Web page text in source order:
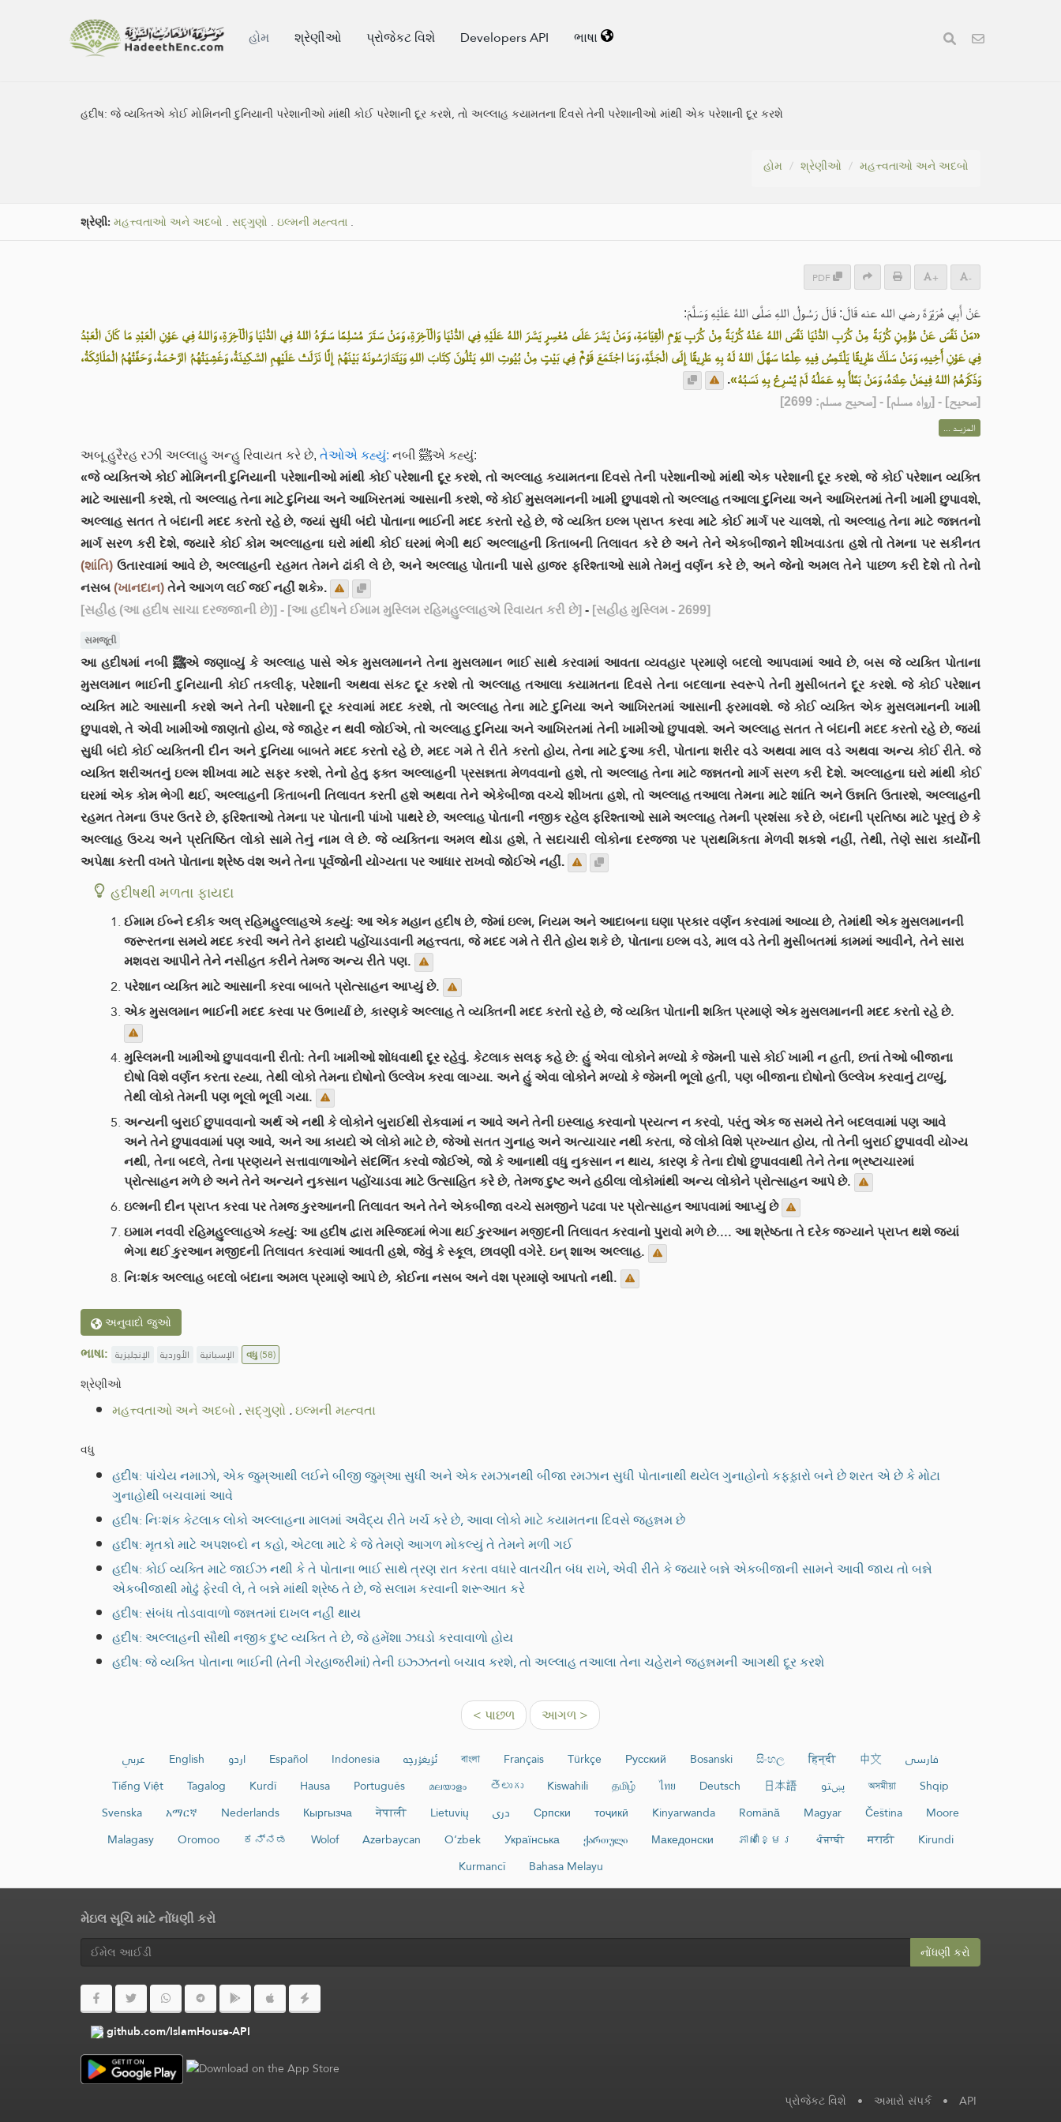
હોમ શ્રેણીઓ પ્રોજેકટ વિશે Developers API ભાષા
હદીષ:જે વ્યક્તિએ કોઈ મોમિનની દુનિયાની પરેશાનીઓ માંથી કોઈ પરેશાની દૂર કરશે, તો અલ્લાહ કયામતના દિવસે તેની પરેશાનીઓ માંથી એક પરેશાની દૂર કરશે
હોમ શ્રેણીઓ મહત્ત્વતાઓ અને અદબો
શ્રેણી: મહત્ત્વતાઓ અને અદબો . સદ્ગુણો . ઇલ્મની મહ્ત્વતા .
PDF + -
عَنْ أَبِي هُرَيْرَةَ رضي الله عنه قَالَ: قَالَ رَسُولُ اللهِ صَلَّى اللهُ عَلَيْهِ وَسَلَّمَ:
«مَنْ نَفَّسَ عَنْ مُؤْمِنٍ كُرْبَةً مِنْ كُرَبِ الدُّنْيَا نَفَّسَ اللهُ عَنْهُ كُرْبَةً مِنْ كُرَبِ يَوْمِ الْقِيَامَةِ، وَمَنْ يَسَّرَ عَلَى مُعْسِرٍ يَسَّرَ اللهُ عَلَيْهِ فِي الدُّنْيَا وَالْآخِرَةِ، وَمَنْ سَتَرَ مُسْلِمًا سَتَرَهُ اللهُ فِي الدُّنْيَا وَالْآخِرَةِ، وَاللهُ فِي عَوْنِ الْعَبْدِ مَا كَانَ الْعَبْدُ
فِي عَوْنِ أَخِيهِ، وَمَنْ سَلَكَ طَرِيقًا يَلْتَمِسُ فِيهِ عِلْمًا سَهَّلَ اللهُ لَهُ بِهِ طَرِيقًا إِلَى الْجَنَّةِ، وَمَا اجْتَمَعَ قَوْمٌ فِي بَيْتٍ مِنْ بُيُوتِ اللهِ يَتْلُونَ كِتَابَ اللهِ وَيَتَدَارَسُونَهُ بَيْنَهُمْ إِلَّا نَزَلَتْ عَلَيْهِمِ السَّكِينَةُ، وَغَشِيَتْهُمُ الرَّحْمَةُ، وَحَفَّتْهُمُ الْمَلَائِكَةُ،
وَذَكَرَهُمُ اللهُ فِيمَنْ عِنْدَهُ، وَمَنْ بَطَّأَ بِهِ عَمَلُهُ لَمْ يُسْرِعْ بِهِ نَسَبُهُ».
[صحيح] - [رواه مسلم] - [صحيح مسلم: 2699]
المزيــد ...
અબૂ હુરૈરહ રઝી અલ્લાહુ અન્હુ રિવાયત કરે છે, તેઓએ કહ્યું:
નબી ﷺએ કહ્યું:
«જે વ્યક્તિએ કોઈ મોમિનની દુનિયાની પરેશાનીઓ માંથી કોઈ પરેશાની દૂર કરશે, તો અલ્લાહ કયામતના દિવસે તેની પરેશાનીઓ માંથી એક પરેશાની દૂર કરશે, જે કોઈ પરેશાન વ્યક્તિ
માટે આસાની કરશે, તો અલ્લાહ તેના માટે દુનિયા અને આખિરતમાં આસાની કરશે, જે કોઈ મુસલમાનની ખામી છુપાવશે તો અલ્લાહ તઆલા દુનિયા અને આખિરતમાં તેની ખામી છુપાવશે,
અલ્લાહ સતત તે બંદાની મદદ કરતો રહે છે, જ્યાં સુધી બંદો પોતાના ભાઈની મદદ કરતો રહે છે, જે વ્યક્તિ ઇલ્મ પ્રાપ્ત કરવા માટે કોઈ માર્ગ પર ચાલશે, તો અલ્લાહ તેના માટે જન્નતનો
માર્ગ સરળ કરી દેશે, જ્યારે કોઈ કોમ અલ્લાહના ઘરો માંથી કોઈ ઘરમાં ભેગી થઈ અલ્લાહની કિતાબની તિલાવત કરે છે અને તેને એકબીજાને શીખવાડતા હશે તો તેમના પર સકીનત
(શાંતિ) ઉતારવામાં આવે છે, અલ્લાહની રહમત તેમને ઢાંકી લે છે, અને અલ્લાહ પોતાની પાસે હાજર ફરિશ્તાઓ સામે તેમનું વર્ણન કરે છે, અને જેનો અમલ તેને પાછળ કરી દેશે તો તેનો
નસબ (ખાનદાન) તેને આગળ લઈ જઈ નહીં શકે».
[સહીહ (આ હદીષ સાચા દરજજાની છે)] - [આ હદીષને ઈમામ મુસ્લિમ રહિમહુલ્લાહએ રિવાયત કરી છે] - [સહીહ મુસ્લિમ - 2699]
સમજૂતી
આ હદીષમાં નબી ﷺએ જણાવ્યું કે અલ્લાહ પાસે એક મુસલમાનને તેના મુસલમાન ભાઈ સાથે કરવામાં આવતા વ્યવહાર પ્રમાણે બદલો આપવામાં આવે છે, બસ જે વ્યક્તિ પોતાના
મુસલમાન ભાઈની દુનિયાની કોઈ તકલીફ, પરેશાની અથવા સંકટ દૂર કરશે તો અલ્લાહ તઆલા કયામતના દિવસે તેના બદલાના સ્વરૂપે તેની મુસીબતને દૂર કરશે. જે કોઈ પરેશાન
વ્યક્તિ માટે આસાની કરશે અને તેની પરેશાની દૂર કરવામાં મદદ કરશે, તો અલ્લાહ તેના માટે દુનિયા અને આખિરતમાં આસાની ફરમાવશે. જે કોઈ વ્યક્તિ એક મુસલમાનની ખામી
છુપાવશે, તે એવી ખામીઓ જાણતો હોય, જે જાહેર ન થવી જોઈએ, તો અલ્લાહ દુનિયા અને આખિરતમાં તેની ખામીઓ છુપાવશે. અને અલ્લાહ સતત તે બંદાની મદદ કરતો રહે છે, જ્યાં
સુધી બંદો કોઈ વ્યક્તિની દીન અને દુનિયા બાબતે મદદ કરતો રહે છે, મદદ ગમે તે રીતે કરતો હોય, તેના માટે દુઆ કરી, પોતાના શરીર વડે અથવા માલ વડે અથવા અન્ય કોઈ રીતે. જે
વ્યક્તિ શરીઅતનું ઇલ્મ શીખવા માટે સફર કરશે, તેનો હેતુ ફક્ત અલ્લાહની પ્રસન્નતા મેળવવાનો હશે, તો અલ્લાહ તેના માટે જન્નતનો માર્ગ સરળ કરી દેશે. અલ્લાહના ઘરો માંથી કોઈ
ઘરમાં એક કોમ ભેગી થઈ, અલ્લાહની કિતાબની તિલાવત કરતી હશે અથવા તેને એકેબીજા વચ્ચે શીખતા હશે, તો અલ્લાહ તઆલા તેમના માટે શાંતિ અને ઉન્નતિ ઉતારશે, અલ્લાહની
રહમત તેમના ઉપર ઉતરે છે, ફરિશ્તાઓ તેમના પર પોતાની પાંખો પાથરે છે, અલ્લાહ પોતાની નજીક રહેલ ફરિશ્તાઓ સામે અલ્લાહ તેમની પ્રશંસા કરે છે, બંદાની પ્રતિષ્ઠા માટે પૂરતું છે કે
અલ્લાહ ઉચ્ચ અને પ્રતિષ્ઠિત લોકો સામે તેનું નામ લે છે. જે વ્યક્તિના અમલ થોડા હશે, તે સદાચારી લોકોના દરજ્જા પર પ્રાથમિકતા મેળવી શકશે નહીં, તેથી, તેણે સારા કાર્યોની
અપેક્ષા કરતી વખતે પોતાના શ્રેષ્ઠ વંશ અને તેના પૂર્વજોની યોગ્યતા પર આધાર રાખવો જોઈએ નહીં.
હદીષથી મળતા ફાયદા
ઈમામ ઈબ્ને દકીક અલ્ રહિમહુલ્લાહએ કહ્યું: આ એક મહાન હદીષ છે, જેમાં ઇલ્મ, નિયમ અને આદાબના ઘણા પ્રકાર વર્ણન કરવામાં આવ્યા છે, તેમાંથી એક મુસલમાનની
જરૂરતના સમયે મદદ કરવી અને તેને ફાયદો પહોંચાડવાની મહત્ત્વતા, જે મદદ ગમે તે રીતે હોય શકે છે, પોતાના ઇલ્મ વડે, માલ વડે તેની મુસીબતમાં કામમાં આવીને, તેને સારા
મશવરા આપીને તેને નસીહત કરીને તેમજ અન્ય રીતે પણ.
પરેશાન વ્યક્તિ માટે આસાની કરવા બાબતે પ્રોત્સાહન આપ્યું છે.
એક મુસલમાન ભાઈની મદદ કરવા પર ઉભાર્યા છે, કારણકે અલ્લાહ તે વ્યક્તિની મદદ કરતો રહે છે, જે વ્યક્તિ પોતાની શક્તિ પ્રમાણે એક મુસલમાનની મદદ કરતો રહે છે.
મુસ્લિમની ખામીઓ છુપાવવાની રીતો: તેની ખામીઓ શોધવાથી દૂર રહેવું. કેટલાક સલફ કહે છે: હું એવા લોકોને મળ્યો કે જેમની પાસે કોઈ ખામી ન હતી, છતાં તેઓ બીજાના
દોષો વિશે વર્ણન કરતા રહ્યા, તેથી લોકો તેમના દોષોનો ઉલ્લેખ કરવા લાગ્યા. અને હું એવા લોકોને મળ્યો કે જેમની ભૂલો હતી, પણ બીજાના દોષોનો ઉલ્લેખ કરવાનું ટાળ્યું,
તેથી લોકો તેમની પણ ભૂલો ભૂલી ગયા.
અન્યની બુરાઈ છુપાવવાનો અર્થ એ નથી કે લોકોને બુરાઈથી રોકવામાં ન આવે અને તેની ઇસ્લાહ કરવાનો પ્રયત્ન ન કરવો, પરંતુ એક જ સમયે તેને બદલવામાં પણ આવે
અને તેને છુપાવવામાં પણ આવે, અને આ કાયદો એ લોકો માટે છે, જેઓ સતત ગુનાહ અને અત્યાચાર નથી કરતા, જે લોકો વિશે પ્રખ્યાત હોય, તો તેની બુરાઈ છુપાવવી યોગ્ય
નથી, તેના બદલે, તેના પ્રણયને સત્તાવાળાઓને સંદર્ભિત કરવો જોઈએ, જો કે આનાથી વધુ નુકસાન ન થાય, કારણ કે તેના દોષો છુપાવવાથી તેને તેના ભ્રષ્ટાચારમાં
પ્રોત્સાહન મળે છે અને તેને અન્યને નુકસાન પહોંચાડવા માટે ઉત્સાહિત કરે છે, તેમજ દુષ્ટ અને હઠીલા લોકોમાંથી અન્ય લોકોને પ્રોત્સાહન આપે છે.
ઇલ્મની દીન પ્રાપ્ત કરવા પર તેમજ કુરઆનની તિલાવત અને તેને એકબીજા વચ્ચે સમજીને પઢવા પર પ્રોત્સાહન આપવામાં આપ્યું છે
ઇમામ નવવી રહિમહુલ્લાહએ કહ્યું: આ હદીષ દ્વારા મસ્જિદમાં ભેગા થઈ કુરઆન મજીદની તિલાવત કરવાનો પુરાવો મળે છે.... આ શ્રેષ્ઠતા તે દરેક જગ્યાને પ્રાપ્ત થશે જ્યાં
ભેગા થઈ કુરઆન મજીદની તિલાવત કરવામાં આવતી હશે, જેવું કે સ્કૂલ, છાવણી વગેરે. ઇન્ શાઅ અલ્લાહ.
નિઃશંક અલ્લાહ બદલો બંદાના અમલ પ્રમાણે આપે છે, કોઈના નસબ અને વંશ પ્રમાણે આપતો નથી.
અનુવાદો જુઓ
ભાષા: الإنجليزية الأوردية الإسبانية વધુ(58)
શ્રેણીઓ
મહત્ત્વતાઓ અને અદબો .સદ્ગુણો .ઇલ્મની મહ્ત્વતા
વધુ
હદીષ: પાંચેય નમાઝો, એક જુમ્આથી લઈને બીજી જુમ્આ સુધી અને એક રમઝાનથી બીજા રમઝાન સુધી પોતાનાથી થયેલ ગુનાહોનો કફફ઼ારો બને છે શરત એ છે કે મોટા
ગુનાહોથી બચવામાં આવે
હદીષ: નિઃશંક કેટલાક લોકો અલ્લાહના માલમાં અવૈદ્ય રીતે ખર્ચ કરે છે, આવા લોકો માટે કયામતના દિવસે જહન્નમ છે
હદીષ: મૃતકો માટે અપશબ્દો ન કહો, એટલા માટે કે જે તેમણે આગળ મોકલ્યું તે તેમને મળી ગઈ
હદીષ: કોઈ વ્યક્તિ માટે જાઈઝ નથી કે તે પોતાના ભાઈ સાથે ત્રણ રાત કરતા વધારે વાતચીત બંધ રાખે, એવી રીતે કે જ્યારે બન્ને એકબીજાની સામને આવી જાય તો બન્ને
એકબીજાથી મોઢું ફેરવી લે, તે બન્ને માંથી શ્રેષ્ઠ તે છે, જે સલામ કરવાની શરૂઆત કરે
હદીષ: સંબંધ તોડવાવાળો જન્નતમાં દાખલ નહીં થાય
હદીષ: અલ્લાહની સૌથી નજીક દુષ્ટ વ્યક્તિ તે છે, જે હમેંશા ઝઘડો કરવાવાળો હોય
હદીષ: જે વ્યક્તિ પોતાના ભાઈની (તેની ગેરહાજરીમાં) તેની ઇઝ્ઝતનો બચાવ કરશે, તો અલ્લાહ તઆલા તેના ચહેરાને જહન્નમની આગથી દૂર કરશે
< પાછળ આગળ >
عربي English اردو Español Indonesia ئۇيغۇرچە বাংলা Français Türkçe Русский Bosanski සිංහල हिन्दी 中文
فارسی
Tiếng Việt
Tagalog Kurdî Hausa Português മലയാളം తెలుగు Kiswahili தமிழ் ไทย Deutsch 日本語 پښتو অসমীয়া
Shqip
Svenska
አማርኛ Nederlands Кыргызча नेपाली Lietuvių دری Српски тоҷикӣ Kinyarwanda Română Magyar Čeština
Moore
Malagasy
Oromoo ಕನ್ನಡ Wolof Azərbaycan O‘zbek Українська ქართული Македонски ភាសាខ្មែរ ਪੰਜਾਬੀ मराठी
Kirundi
Kurmancî
Bahasa Melayu
મેઇલ સૂચિ માટે નોંધણી કરો
નોંધણી કરો
github.com/IslamHouse-API
પ્રોજેકટ વિશે • અમારો સંપર્ક • API